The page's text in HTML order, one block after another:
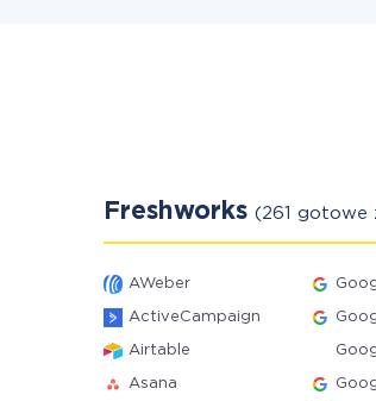
Freshworks (261 gotowe
AWeber
ActiveCampaign
Airtable
Asana